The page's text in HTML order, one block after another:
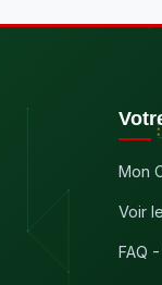
Mon
Voir
FAQ